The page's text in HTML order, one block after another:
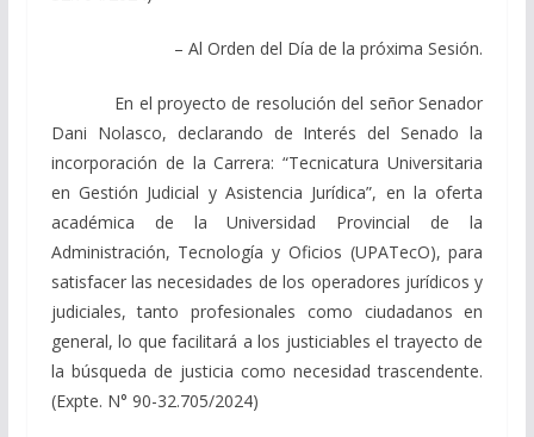
– Al Orden del Día de la próxima Sesión.
En el proyecto de resolución del señor Senador
Dani Nolasco, declarando de Interés del Senado la
incorporación de la Carrera: “Tecnicatura Universitaria
en Gestión Judicial y Asistencia Jurídica”, en la oferta
académica de la Universidad Provincial de la
Administración, Tecnología y Oficios (UPATecO), para
satisfacer las necesidades de los operadores jurídicos y
judiciales, tanto profesionales como ciudadanos en
general, lo que facilitará a los justiciables el trayecto de
la búsqueda de justicia como necesidad trascendente.
(Expte. N° 90-32.705/2024)